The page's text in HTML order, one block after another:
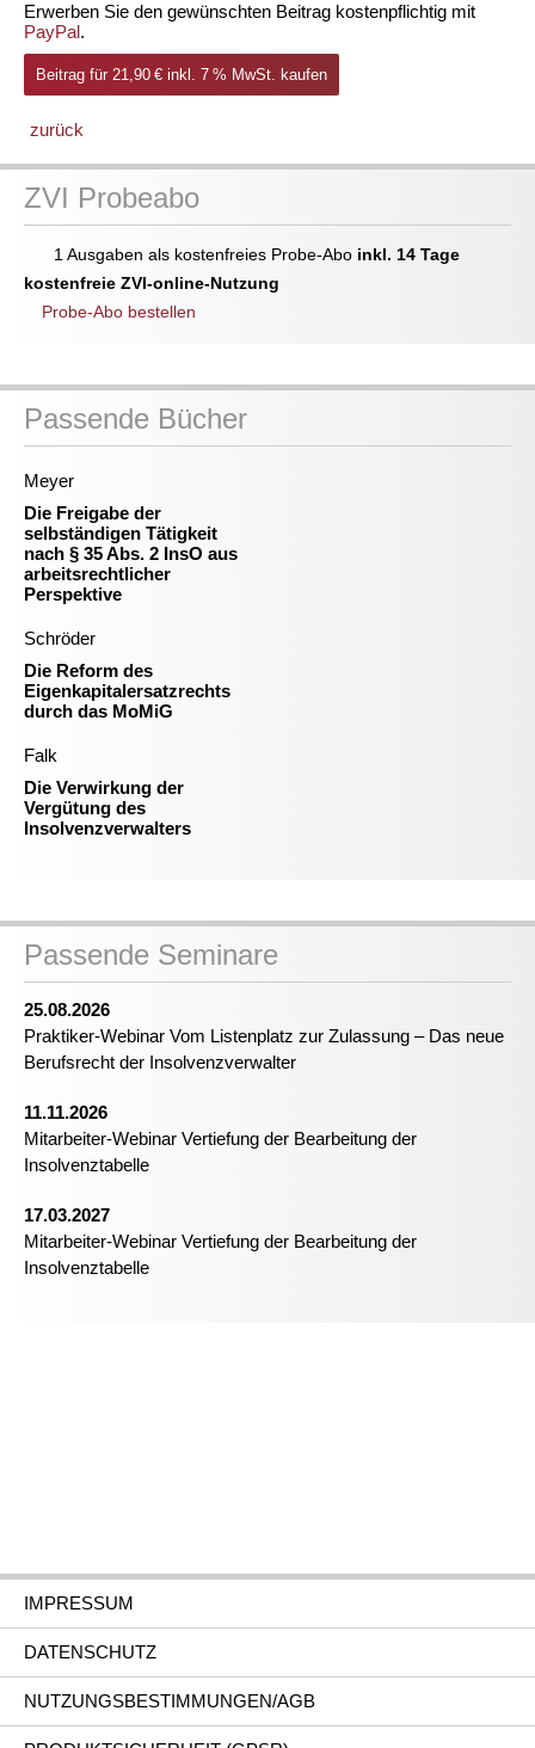
Erwerben Sie den gewünschten Beitrag kostenpflichtig mit
PayPal.
Beitrag für 21,90 € inkl. 7 % MwSt. kaufen
zurück
ZVI Probeabo
1 Ausgaben als kostenfreies Probe-Abo inkl. 14 Tage
kostenfreie ZVI-online-Nutzung
Probe-Abo bestellen
Passende Bücher
Meyer
Die Freigabe der
selbständigen Tätigkeit
nach § 35 Abs. 2 InsO aus
arbeitsrechtlicher
Perspektive
Schröder
Die Reform des
Eigenkapitalersatzrechts
durch das MoMiG
Falk
Die Verwirkung der
Vergütung des
Insolvenzverwalters
Passende Seminare
25.08.2026
Praktiker-Webinar Vom Listenplatz zur Zulassung – Das neue
Berufsrecht der Insolvenzverwalter
11.11.2026
Mitarbeiter-Webinar Vertiefung der Bearbeitung der
Insolvenztabelle
17.03.2027
Mitarbeiter-Webinar Vertiefung der Bearbeitung der
Insolvenztabelle
IMPRESSUM
DATENSCHUTZ
NUTZUNGSBESTIMMUNGEN/AGB